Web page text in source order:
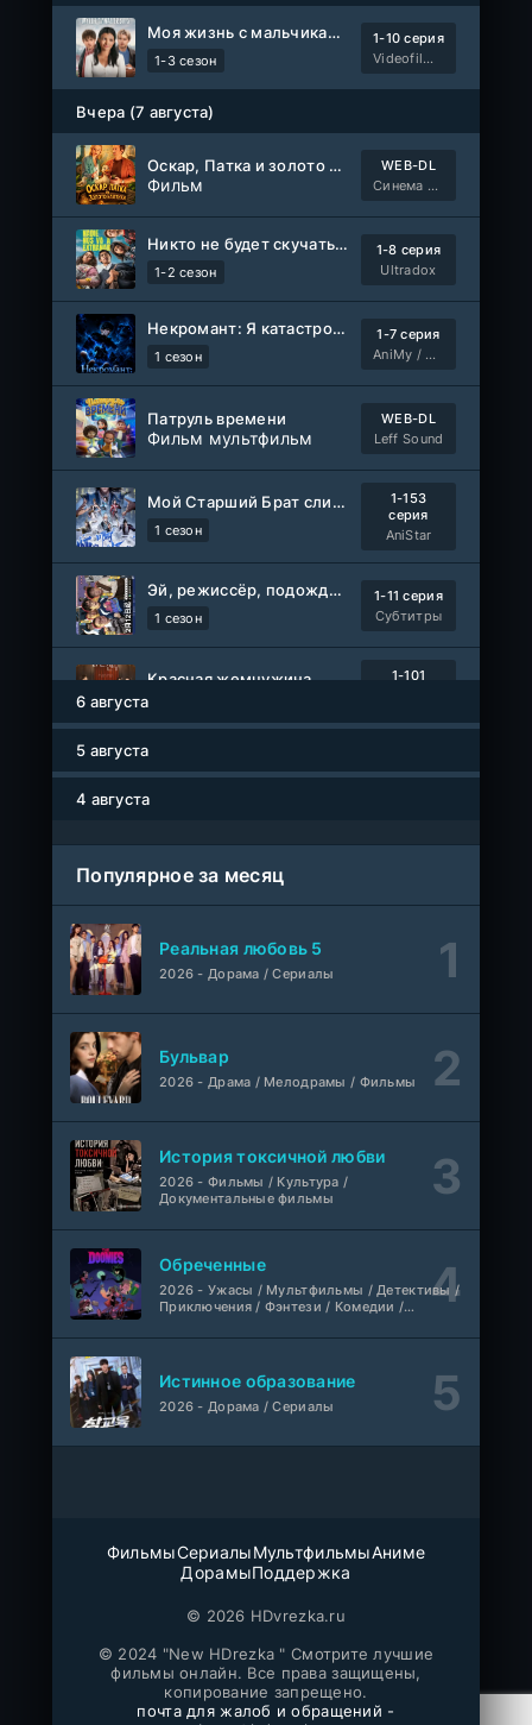
Моя жизнь с мальчиками Уолтер
1-3 сезон
1-10 серия
Videofilm Int
Вчера (7 августа)
Оскар, Патка и золото Балтики
Фильм
WEB-DL
Синема УС
Никто не будет скучать по нам
1-2 сезон
1-8 серия
Ultradox
Некромант: Я катастрофа
1 сезон
1-7 серия
AniMy / RuChiMe
Патруль времени
Фильм мультфильм
WEB-DL
Leff Sound
Мой Старший Брат слишком стабилен
1 сезон
1-153
серия
AniStar
Эй, режиссёр, подождите!
1 сезон
1-11 серия
Субтитры
Красная жемчужина
1-101
1-8 серия
Власть в ночном городе. Книга третья: Юность Кэнена
1-5 сезон
Фильм
Любовь на розлив
WEB-Rip
Ольмо
Фильм
WEB-Rip
@MUZOBOZ@
1 сезон
Авто-Перевод
Шугар
1-2 сезон
1-8 серия
Свидания с Элис Перес
1 сезон
AniMaunt
Йоне, иногда WEB-Rip
6 августа
5 августа
4 августа
Популярное за месяц
Реальная любовь 5
2026 - Дорама / Сериалы
Бульвар
2026 - Драма / Мелодрамы / Фильмы
История токсичной любви
2026 - Фильмы / Культура /
Документальные фильмы
Обреченные
2026 - Ужасы / Мультфильмы / Детективы /
Приключения / Фэнтези / Комедии /
Истинное образование
2026 - Дорама / Сериалы
ФильмыСериалыМультфильмыАниме
ДорамыПоддержка
© 2026 HDvrezka.ru
© 2024 "New HDrezka " Смотрите лучшие
фильмы онлайн. Все права защищены,
копирование запрещено.
почта для жалоб и обращений -